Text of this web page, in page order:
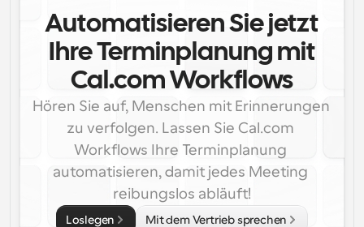
Automatisieren Sie jetzt
Ihre Terminplanung mit
Cal.com Workflows
Hören Sie auf, Menschen mit Erinnerungen
zu verfolgen. Lassen Sie Cal.com
Workflows Ihre Terminplanung
automatisieren, damit jedes Meeting
reibungslos abläuft!
Loslegen Mit dem Vertrieb sprechen